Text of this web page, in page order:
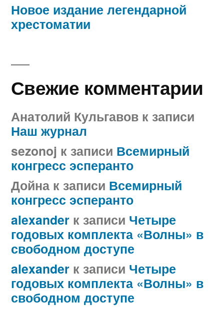
Новое издание легендарной
хрестоматии
Свежие комментарии
Анатолий Кульгавов к записи
Наш журнал
sezonoj к записи Всемирный
конгресс эсперанто
Дойна к записи Всемирный
конгресс эсперанто
alexander к записи Четыре
годовых комплекта «Волны» в
свободном доступе
alexander к записи Четыре
годовых комплекта «Волны» в
свободном доступе